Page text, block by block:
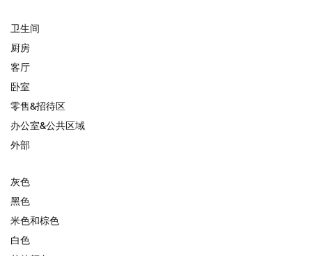
卫生间
厨房
客厅
卧室
零售&招待区
办公室&公共区域
外部
灰色
黑色
米色和棕色
白色